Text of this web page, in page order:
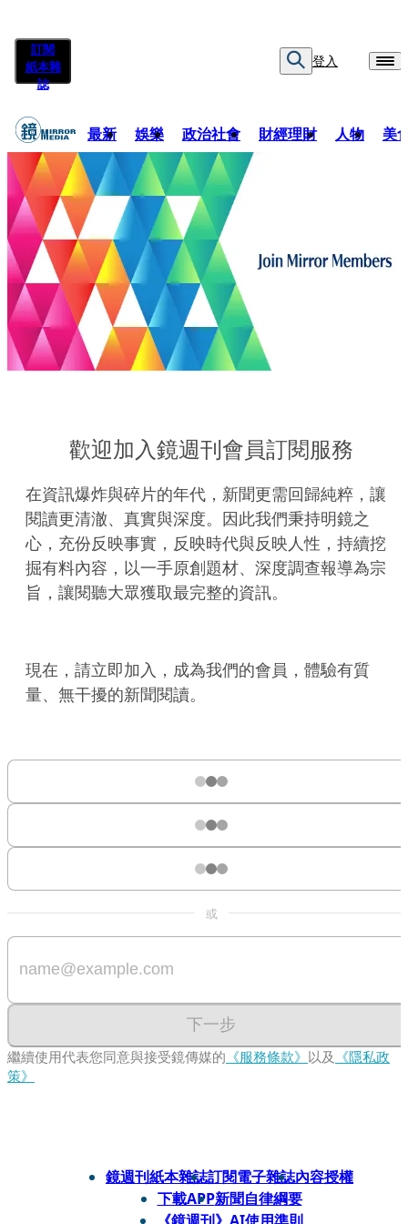
訂閱
紙本雜
誌
登入
最新 娛樂 政治社會 財經理財 人物 美
歡迎加入鏡週刊會員訂閱服務
在資訊爆炸與碎片的年代，新聞更需回歸純粹，讓
閱讀更清澈、真實與深度。因此我們秉持明鏡之
心，充份反映事實，反映時代與反映人性，持續挖
掘有料內容，以一手原創題材、深度調查報導為宗
旨，讓閱聽大眾獲取最完整的資訊。
現在，請立即加入，成為我們的會員，體驗有質
量、無干擾的新聞閱讀。
或
下一步
繼續使用代表您同意與接受鏡傳媒的 《服務條款》 以及 《隱私政
策》
鏡週刊紙本雜誌訂閱電子雜誌內容授權
下載APP新聞自律綱要